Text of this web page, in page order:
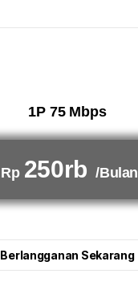
1P 75 Mbps
Rp 250rb /Bulan
Berlangganan Sekarang